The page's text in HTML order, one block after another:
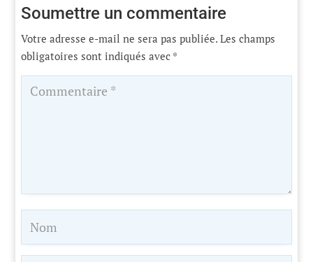
Soumettre un commentaire
Votre adresse e-mail ne sera pas publiée. Les champs
obligatoires sont indiqués avec *